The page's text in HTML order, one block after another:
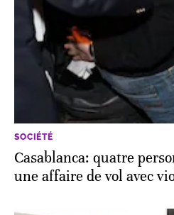
SOCIÉTÉ
Casablanca: quatre
une affaire de vol avec